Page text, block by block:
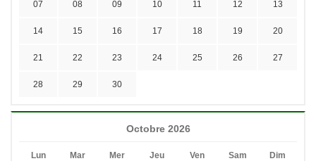
07 08 09 10 11 12 13
14 15 16 17 18 19 20
21 22 23 24 25 26 27
28 29 30
Octobre 2026
Lun Mar Mer Jeu Ven Sam Dim